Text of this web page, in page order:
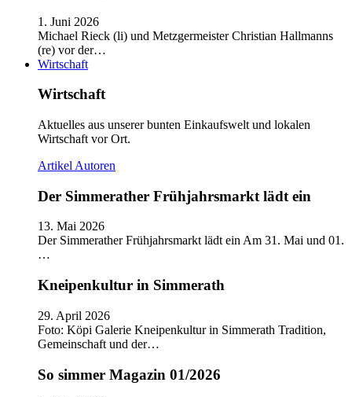
1. Juni 2026
Michael Rieck (li) und Metzgermeister Christian Hallmanns
(re) vor der…
Wirtschaft
Wirtschaft
Aktuelles aus unserer bunten Einkaufswelt und lokalen
Wirtschaft vor Ort.
Artikel Autoren
Der Simmerather Frühjahrsmarkt lädt ein
13. Mai 2026
Der Simmerather Frühjahrsmarkt lädt ein Am 31. Mai und 01.
…
Kneipenkultur in Simmerath
29. April 2026
Foto: Köpi Galerie Kneipenkultur in Simmerath Tradition,
Gemeinschaft und der…
So simmer Magazin 01/2026